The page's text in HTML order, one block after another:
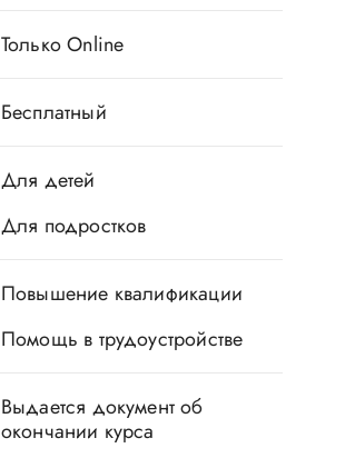
Только Online
Бесплатный
Для детей
Для подростков
Повышение квалификации
Помощь в трудоустройстве
Выдается документ об
окончании курса